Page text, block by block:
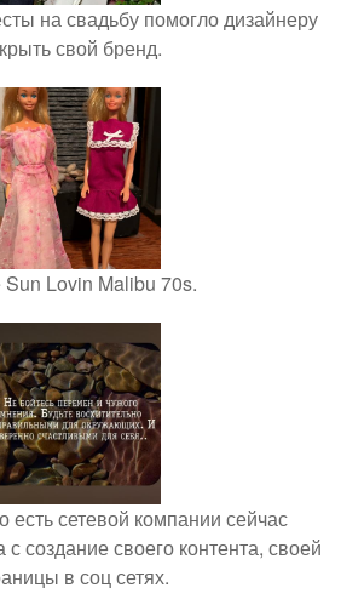
на свадьбу помогло дизайнеру
свой бренд.
Sun Lovin Malibu 70s.
есть сетевой компании сейчас
создание своего контента, своей
в соц сетях.